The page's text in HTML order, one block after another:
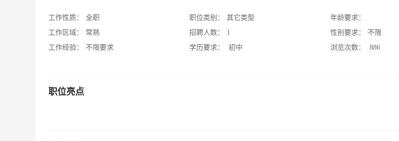
工作性质：
全职
工作区域：
常熟
工作经验：
不限要求
职位类别：
其它类型
招聘人数：
1
学历要求：
初中
年龄要求：
性别要求：
不限
浏览次数：
886
职位亮点